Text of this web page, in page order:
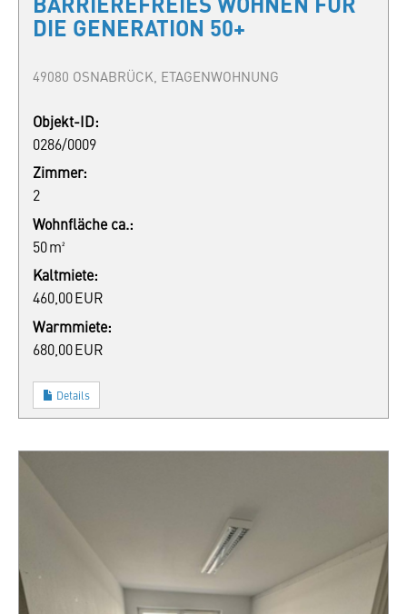
DIE GENERATION 50+
49080 OSNABRÜCK, ETAGENWOHNUNG
Objekt-ID:
0286/0009
Zimmer:
2
Wohnfläche ca.:
50 m²
Kaltmiete:
460,00 EUR
Warmmiete:
680,00 EUR
Details